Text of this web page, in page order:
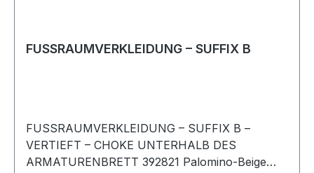
FUSSRAUMVERKLEIDUNG – SUFFIX B
FUSSRAUMVERKLEIDUNG – SUFFIX B –
VERTIEFT – CHOKE UNTERHALB DES
ARMATURENBRETT 392821 Palomino-Beige